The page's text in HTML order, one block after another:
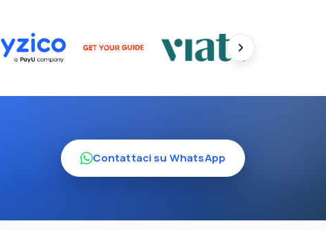
Contattaci su WhatsApp